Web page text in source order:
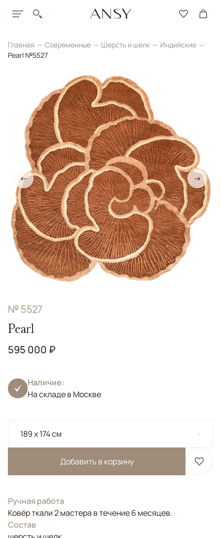
Главная Современные Шерсть и шелк
Индийские
Pearl №5527
← →
№ 5527
Pearl
595 000 ₽
Наличие:
На складе в Москве
189 x 174 см
Добавить в корзину
Ручная работа
Ковёр ткали 2 мастера в течение 6 месяцев.
Состав